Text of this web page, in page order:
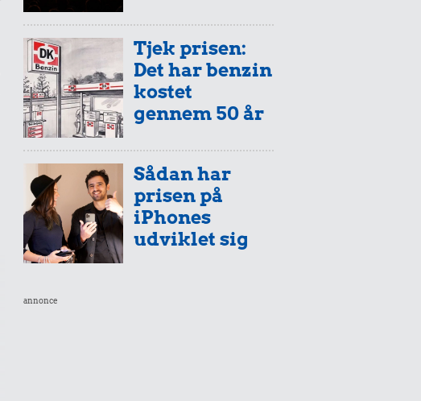
Tjek prisen:
Det har benzin
kostet
gennem 50 år
Sådan har
prisen på
iPhones
udviklet sig
annonce